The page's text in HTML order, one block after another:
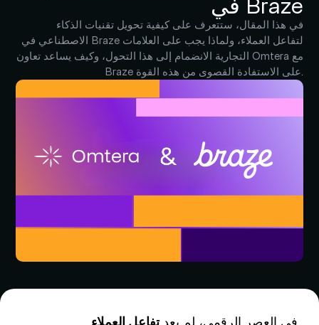
في Braze
في هذا المقال، ستتعرف على كيفية تحويل تقنيات الذكاء
الاصطناعي في Braze لتفاعل العملاء، ولماذا يجب على العلامات
التجارية الانضمام إلى هذا التحول، وكيف يساعد تعاون Omtera مع
Braze على الاستفادة القصوى من هذه القوة.